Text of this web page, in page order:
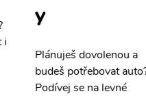
i
y
Plánuješ dovolenou a
budeš potřebovat
Podívej se na levné